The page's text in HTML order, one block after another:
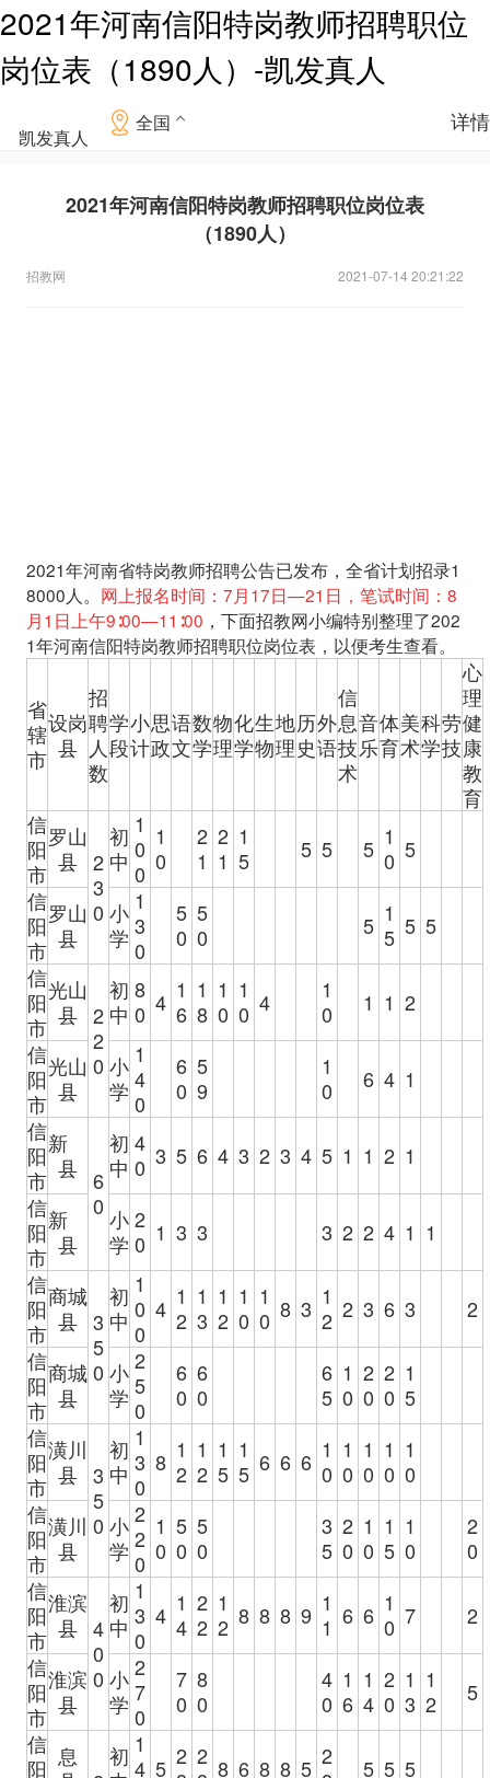
2021年河南信阳特岗教师招聘职位
岗位表（1890人）-凯发真人
凯发真人
全国 详情
2021年河南信阳特岗教师招聘职位岗位表
（1890人）
招教网 2021-07-14 20:21:22
2021年河南省特岗教师招聘公告已发布，全省计划招录1
8000人。 网上报名时间：7月17日—21日，笔试时间：8
月1日上午9∶00—11∶00 ，下面招教网小编特别整理了202
1年河南信阳特岗教师招聘职位岗位表，以便考生查看。
省
辖
市
设岗
县
招
聘
人
数
学
段
小
计
思
政
语
文
数
学
物
理
化
学
生
物
地
理
历
史
外
语
信
息
技
术
音
乐
体
育
美
术
科
学
劳
技
心
理
健
康
教
育
信
阳
市
罗山
县 2
3
0
初
中
1
0
0
1
0
2
1
2
1
1
5
5 5 5 1
0 5
信
阳
市
罗山
县
小
学
1
3
0
5
0
5
0
5 1
5 5 5
信
阳
市
光山
县 2
2
0
初
中
8
0 4 1
6
1
8
1
0
1
0 4
1
0
1 1 2
信
阳
市
光山
县
小
学
1
4
0
6
0
5
9
1
0
6 4 1
信
阳
市
新
县 6
0
初
中
4
0 3 5 6 4 3 2 3 4 5 1 1 2 1
信
阳
市
新
县
小
学
2
0 1 3 3 3 2 2 4 1 1
信
阳
市
商城
县 3
5
0
初
中
1
0
0
4 1
2
1
3
1
2
1
0
1
0 8 3 1
2 2 3 6 3
2
信
阳
市
商城
县
小
学
2
5
0
6
0
6
0
6
5
1
0
2
0
2
0
1
5
信
阳
市
潢川
县 3
5
0
初
中
1
3
0
8 1
2
1
2
1
5
1
5 6 6 6 1
0
1
0
1
0
1
0
1
0
信
阳
市
潢川
县
小
学
2
2
0
1
0
5
0
5
0
3
5
2
0
1
0
1
5
1
0
2
0
信
阳
市
淮滨
县 4
0
0
初
中
1
3
0
4 1
4
2
2
1
2 8 8 8 9 1
1 6 6 1
0 7 2
信
阳
市
淮滨
县
小
学
2
7
0
7
0
8
0
4
0
1
6
1
4
2
0
1
3
1
2
5
信
阳 息
初 1
4 5 2 2 8 6 8 8 5 2
5 5 5